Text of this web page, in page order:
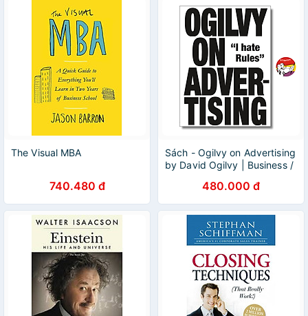
The Visual MBA
740.480 đ
Sách - Ogilvy on Advertising
by David Ogilvy | Business /
khẩu / Quảng cáo
480.000 đ